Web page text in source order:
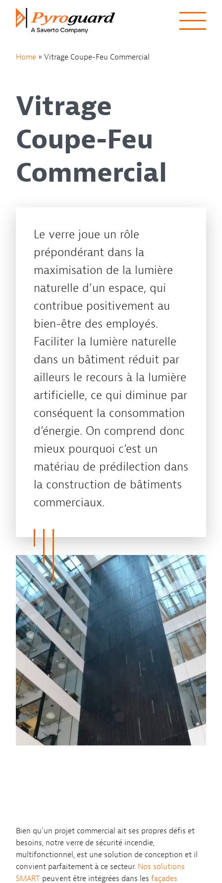
Skip to content
Home » Vitrage Coupe-Feu Commercial
Vitrage
Coupe-Feu
Commercial
Le verre joue un rôle
prépondérant dans la
maximisation de la lumière
naturelle d’un espace, qui
contribue positivement au
bien-être des employés.
Faciliter la lumière naturelle
dans un bâtiment réduit par
ailleurs le recours à la lumière
artificielle, ce qui diminue par
conséquent la consommation
d’énergie. On comprend donc
mieux pourquoi c’est un
matériau de prédilection dans
la construction de bâtiments
commerciaux.
Bien qu’un projet commercial ait ses propres défis et
besoins, notre verre de sécurité incendie,
multifonctionnel, est une solution de conception et il
convient parfaitement à ce secteur. Nos solutions
SMART peuvent être intégrées dans les façades